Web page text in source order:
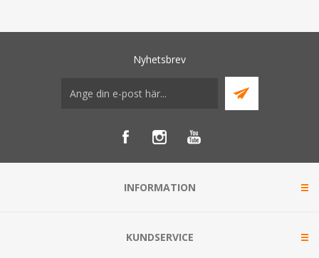
Nyhetsbrev
INFORMATION
KUNDSERVICE